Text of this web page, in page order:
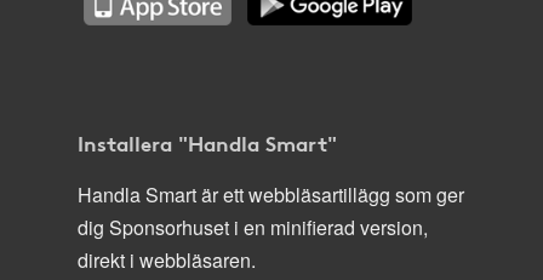
Installera "Handla Smart"
Handla Smart är ett webbläsartillägg som ger
dig Sponsorhuset i en minifierad version,
direkt i webbläsaren.